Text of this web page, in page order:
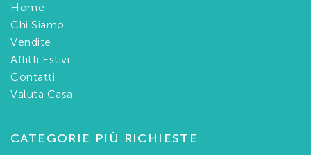
Home
Chi Siamo
Vendite
Affitti Estivi
Contatti
Valuta Casa
CATEGORIE PIÙ RICHIESTE